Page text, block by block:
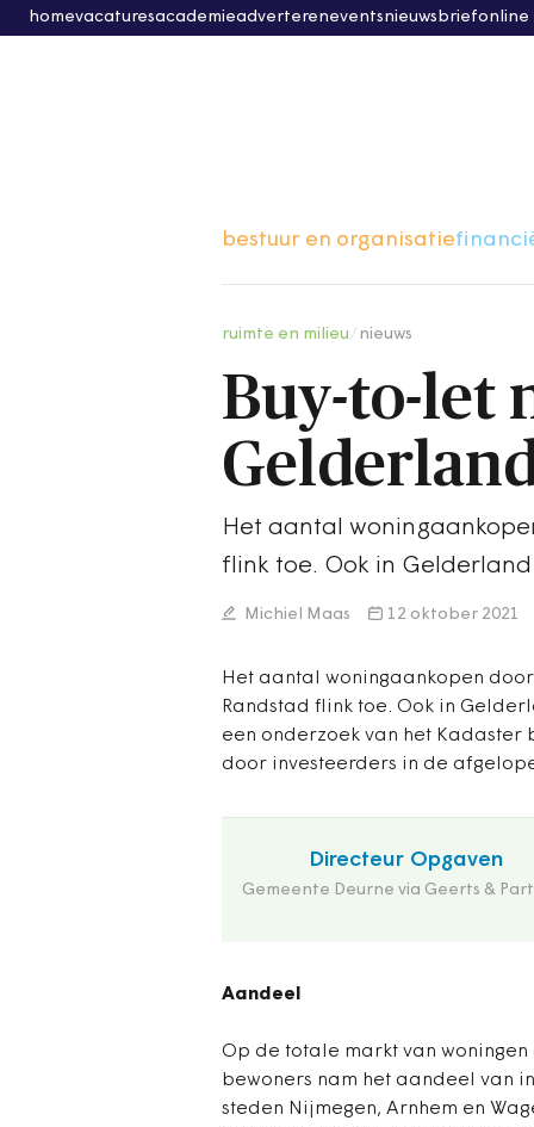
homevacaturesacademieadvertereneventsnieuwsbriefonline
bestuur en organisatie
ruimte en milieu nieuws
Buy-to-let
Het aantal
flink toe. Ook in
Michiel Maas 12 oktober 2021
Het aantal woningaankopen
Randstad flink toe. Ook in
een onderzoek van het
door investeerders in de
Directeur Opgaven
Gemeente Deurne via Geerts &
Aandeel
Op de totale markt van
bewoners nam het aandeel van
steden Nijmegen, Arnhem en